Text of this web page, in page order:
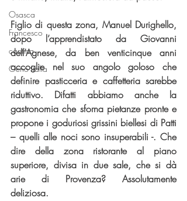
Osasca
Francesco
cantina
Oeno Italia
Figlio di questa zona, Manuel Durighello,
dopo l’apprendistato da Giovanni
dell’Agnese, da ben venticinque anni
accoglie nel suo angolo goloso che
definire pasticceria e caffetteria sarebbe
riduttivo. Difatti abbiamo anche la
gastronomia che sforna pietanze pronte e
propone i goduriosi grissini biellesi di Patti
– quelli alle noci sono insuperabili -. Che
dire della zona ristorante al piano
superiore, divisa in due sale, che si dà
arie di Provenza? Assolutamente
deliziosa.